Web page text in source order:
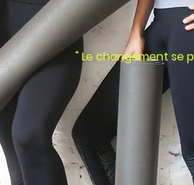
" Le changement se